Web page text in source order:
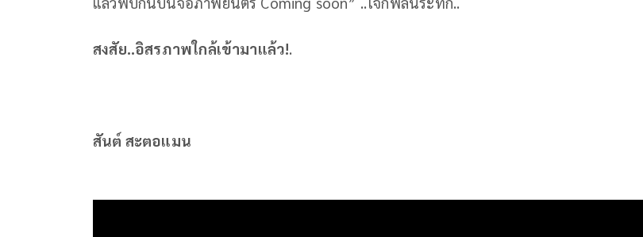
สงสัย..อิสรภาพใกล้เข้ามาแล้ว!.
สันต์ สะตอแมน